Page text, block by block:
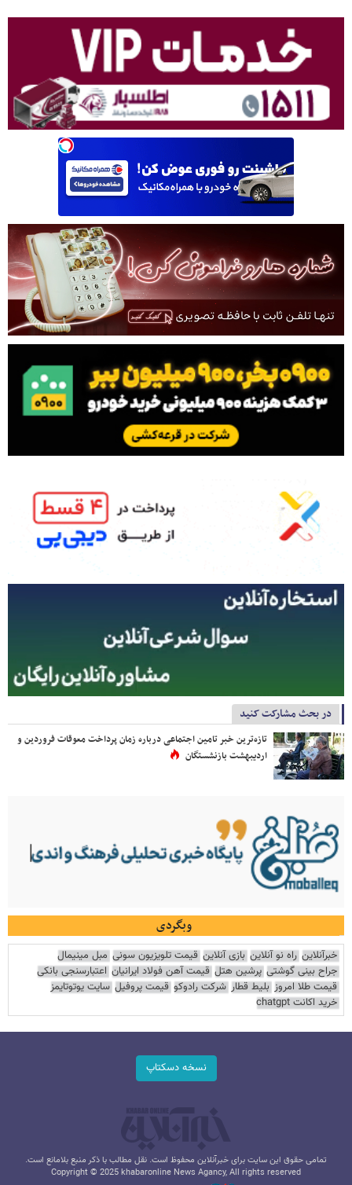
در بحث مشارکت کنید
تازه‌ترین خبر تامین اجتماعی درباره زمان پرداخت معوقات فروردین و
اردیبهشت بازنشستگان
وبگردی
خبرآنلاین راه نو آنلاین بازی آنلاین قیمت تلویزیون سونی مبل مینیمال
جراح بینی گوشتی پرشین هتل قیمت آهن فولاد ایرانیان اعتبارسنجی بانکی
قیمت طلا امروز بلیط قطار شرکت رادوکو قیمت پروفیل سایت یوتوتایمز
خرید اکانت chatgpt
نسخه دسکتاپ
تمامی حقوق این سایت برای خبرآنلاین محفوظ است. نقل مطالب با ذکر منبع بلامانع است.
Copyright © 2025 khabaronline News Agancy, All rights reserved